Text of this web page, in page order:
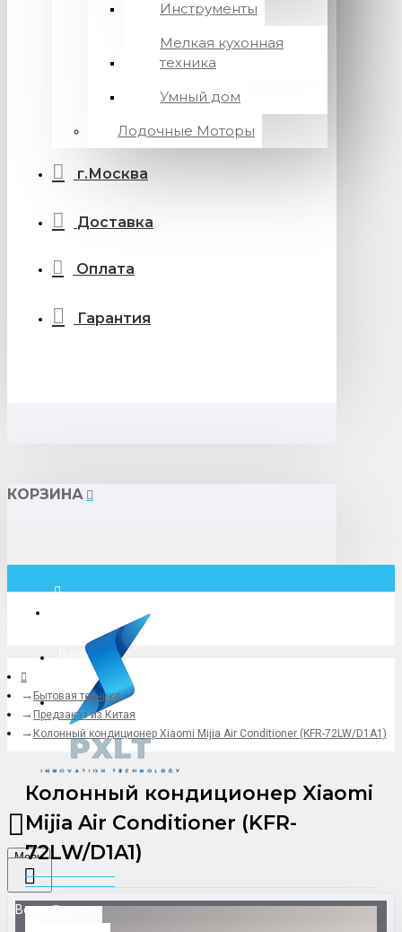
Инструменты
Мелкая кухонная
техника
Умный дом
Лодочные Моторы
г.Москва
Доставка
Оплата
Гарантия
КОРЗИНА
Логин
+79775619766
Menu
Везде
Бытовая техника
Предзаказ из Китая
Колонный кондиционер Xiaomi Mijia Air Conditioner (KFR-72LW/D1A1)
Колонный кондиционер Xiaomi
Mijia Air Conditioner (KFR-
72LW/D1A1)